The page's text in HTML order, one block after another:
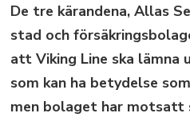
De tre kärandena, Allas
stad och
att Viking Line ska lämna
som kan ha betydelse
men bolaget har motsatt